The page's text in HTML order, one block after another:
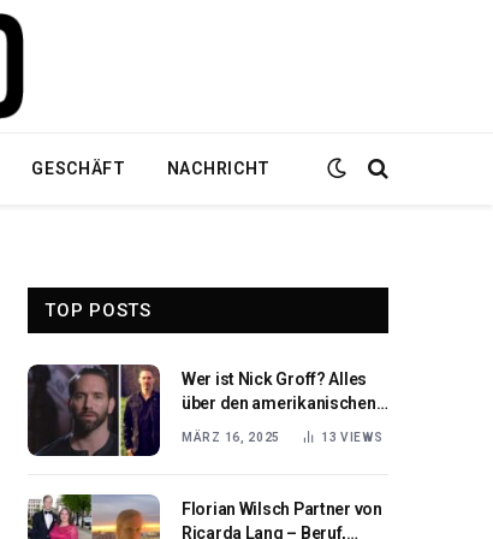
GESCHÄFT NACHRICHT
TOP POSTS
Wer ist Nick Groff? Alles
über den amerikanischen
Geisterjäger und Musiker
MÄRZ 16, 2025 13 VIEWS
Florian Wilsch Partner von
Ricarda Lang – Beruf,